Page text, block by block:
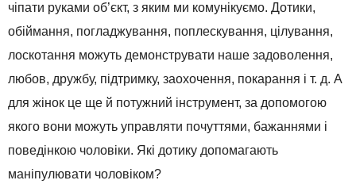
чіпати руками об’єкт, з яким ми комунікуємо. Дотики,
обіймання, погладжування, поплескування, цілування,
лоскотання можуть демонструвати наше задоволення,
любов, дружбу, підтримку, заохочення, покарання і т. д. А
для жінок це ще й потужний інструмент, за допомогою
якого вони можуть управляти почуттями, бажаннями і
поведінкою чоловіки. Які дотику допомагають
маніпулювати чоловіком?